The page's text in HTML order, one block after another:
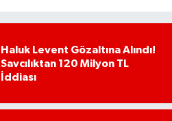
Haluk Levent Gözaltına Alındı!
Savcılıktan 120 Milyon TL
İddiası